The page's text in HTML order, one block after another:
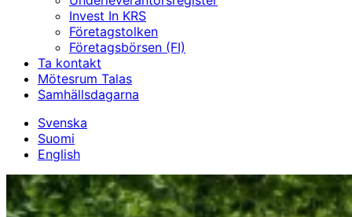
Invest In KRS
Företagstolken
Företagsbörsen (FI)
Ta kontakt
Mötesrum Talas
Samhällsdagarna
Svenska
Suomi
English